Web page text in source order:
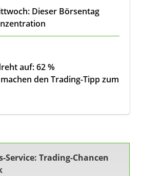
Dieser Börsentag
auf: 62 %
den Trading-Tipp zum
Service: Trading-Chancen